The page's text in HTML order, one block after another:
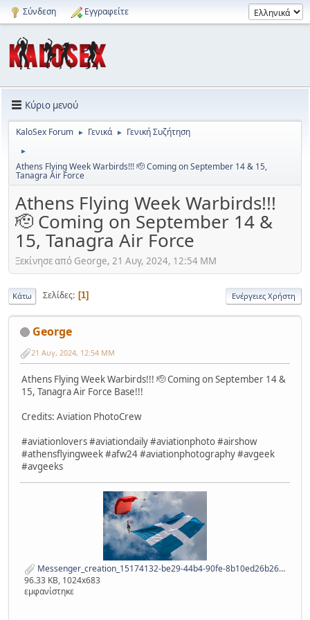
Σύνδεση Εγγραφείτε
Κύριο μενού
KaloSex Forum ► Γενικά ► Γενική Συζήτηση
►
Athens Flying Week Warbirds!!! 🫡 Coming on September 14 & 15,
Tanagra Air Force
Athens Flying Week Warbirds!!!
🫡 Coming on September 14 &
15, Tanagra Air Force
Ξεκίνησε από George, 21 Αυγ, 2024, 12:54 ΜΜ
Κάτω Σελίδες 1 Ενέργειες Χρήστη
George
21 Αυγ, 2024, 12:54 ΜΜ
Athens Flying Week Warbirds!!! 🫡 Coming on September 14 &
15, Tanagra Air Force Base!!!
Credits: Aviation PhotoCrew
#aviationlovers #aviationdaily #aviationphoto #airshow
#athensflyingweek #afw24 #aviationphotography #avgeek
#avgeeks
Messenger_creation_15174132-be29-44b4-90fe-8b10ed26b267.jpeg
96.33 KB, 1024x683
εμφανίστηκε